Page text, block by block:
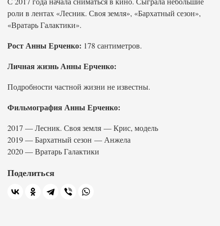
роли в лентах «Лесник. Своя земля», «Бархатный сезон»,
«Вратарь Галактики».
Рост Анны Ерченко: 178 сантиметров.
Личная жизнь Анны Ерченко:
Подробности частной жизни не известны.
Фильмография Анны Ерченко:
2017 — Лесник. Своя земля — Крис, модель
2019 — Бархатный сезон — Анжела
2020 — Вратарь Галактики
Поделиться